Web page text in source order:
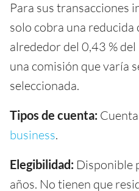
Para sus transacciones
solo cobra una reducida
alrededor del 0,43 %
una comisión que varía
seleccionada.
Tipos de cuenta:
business.
Elegibilidad: Disponible
años. No tienen que